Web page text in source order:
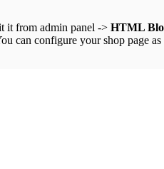
it from admin panel -> HTML
can configure your shop page